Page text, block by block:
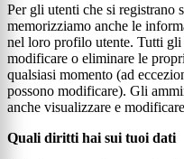
Per gli utenti che si registrano
memorizziamo anche le
nel loro profilo utente. Tutti gli
modificare o eliminare le
qualsiasi momento (ad
possono modificare). Gli
anche visualizzare e
Quali diritti hai sui tuoi dati